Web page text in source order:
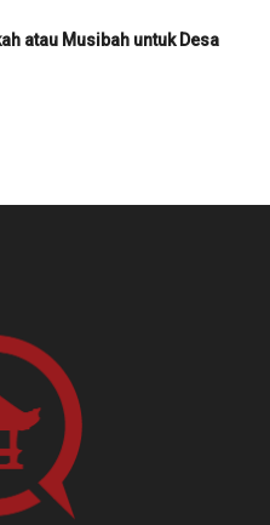
atau Musibah untuk Desa